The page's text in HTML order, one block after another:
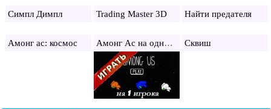
Симпл Димпл Trading Master 3D Найти предателя
Амонг ас: космос Амонг Ас на одного игрока Сквиш